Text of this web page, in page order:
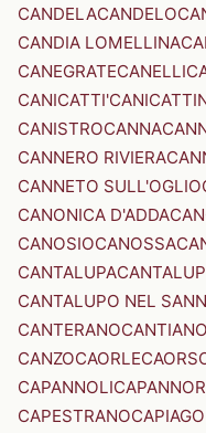
CANDELACANDELO
CANDIA LOMELLINA
CANEGRATECANELLI
CANICATTI'
CANISTROCANNA
CANNERO RIVIERA
CANNETO SULL'OGLIO
CANONICA D'ADDA
CANOSIOCANOSSA
CANTALUPA
CANTALUPO NEL
CANTERANOCANTIANO
CANZOCAORLE
CAPANNOLI
CAPESTRANO